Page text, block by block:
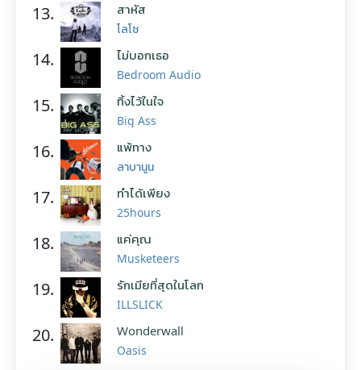
13. สาหัส
โลโซ
14. ไม่บอกเธอ
Bedroom Audio
15. ทิ้งไว้ในใจ
Big Ass
16. แพ้ทาง
ลาบานูน
17. ทำได้เพียง
25hours
18. แค่คุณ
Musketeers
19. รักเมียที่สุดในโลก
ILLSLICK
20. Wonderwall
Oasis